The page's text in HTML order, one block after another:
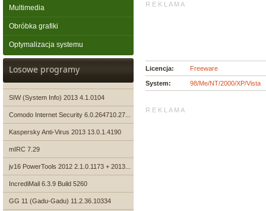
Multimedia
Obróbka grafiki
Optymalizacja systemu
Losowe programy
SIW (System Info) 2013 4.1.0104
Comodo Internet Security 6.0.264710.27...
Kaspersky Anti-Virus 2013 13.0.1.4190
mIRC 7.29
jv16 PowerTools 2012 2.1.0.1173 + 2013...
IncrediMail 6.3.9 Build 5260
GG 11 (Gadu-Gadu) 11.2.36.10334
R E K L A M A
Licencja: Freeware
System: 98/Me/NT/2000/XP/Vista
R E K L A M A